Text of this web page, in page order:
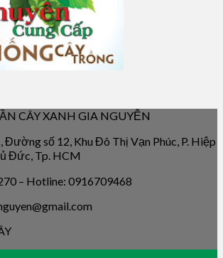
CÂY XANH GIA NGUYỄN
Đường số 12, Khu Đô Thị Vạn Phúc, P. Hiệp
Đức, Tp. HCM
– Hotline: 0916709468